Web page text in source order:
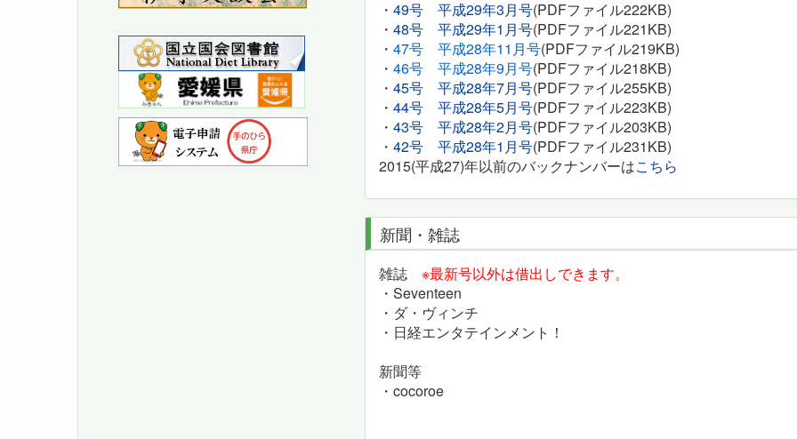
・ 49号 平成29年3月号(PDFファイル222KB)
・ 48号 平成29年1月号(PDFファイル221KB)
・ 47号 平成28年11月号(PDFファイル219KB)
・ 46号 平成28年9月号(PDFファイル218KB)
・ 45号 平成28年7月号(PDFファイル255KB)
・ 44号 平成28年5月号(PDFファイル223KB)
・ 43号 平成28年2月号(PDFファイル203KB)
・ 42号 平成28年1月号(PDFファイル231KB)
2015(平成27)年以前のバックナンバーはこちら
新聞・雑誌
雑誌 ※最新号以外は借出しできます。
・Seventeen
・ダ・ヴィンチ
・日経エンタテインメント！
新聞等
・cocoroe